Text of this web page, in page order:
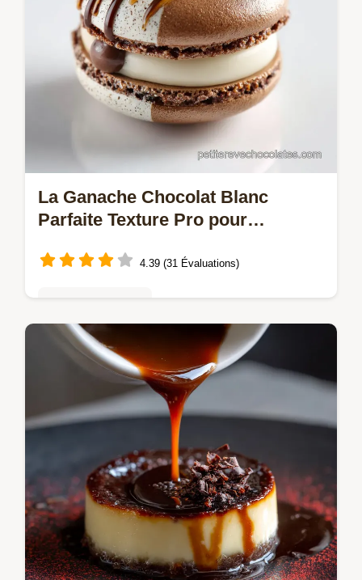
La Ganache Chocolat Blanc
Parfaite Texture Pro pour
4.39 (31 Évaluations)
Maîtrisez la Ganache Chocolat Blanc pilier
de la pâtisserie française Obtenez une
émulsion soyeuse et brillante parfaite pour
vos macarons Simple et inratable